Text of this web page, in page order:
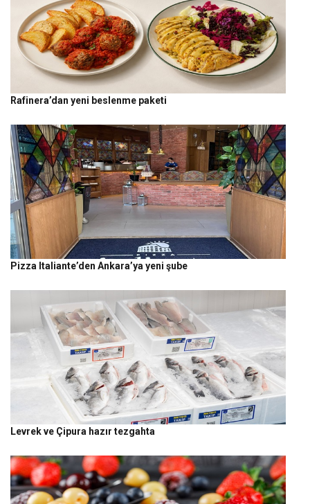
Rafinera’dan yeni beslenme paketi
Pizza Italiante’den Ankara’ya yeni şube
Levrek ve Çipura hazır tezgahta